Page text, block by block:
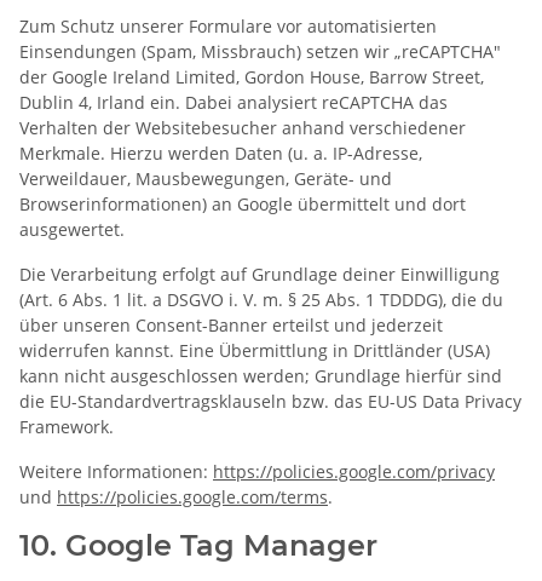
Zum Schutz unserer Formulare vor automatisierten
Einsendungen (Spam, Missbrauch) setzen wir „reCAPTCHA"
der Google Ireland Limited, Gordon House, Barrow Street,
Dublin 4, Irland ein. Dabei analysiert reCAPTCHA das
Verhalten der Websitebesucher anhand verschiedener
Merkmale. Hierzu werden Daten (u. a. IP-Adresse,
Verweildauer, Mausbewegungen, Geräte- und
Browserinformationen) an Google übermittelt und dort
ausgewertet.
Die Verarbeitung erfolgt auf Grundlage deiner Einwilligung
(Art. 6 Abs. 1 lit. a DSGVO i. V. m. § 25 Abs. 1 TDDDG), die du
über unseren Consent-Banner erteilst und jederzeit
widerrufen kannst. Eine Übermittlung in Drittländer (USA)
kann nicht ausgeschlossen werden; Grundlage hierfür sind
die EU-Standardvertragsklauseln bzw. das EU-US Data Privacy
Framework.
Weitere Informationen: https://policies.google.com/privacy
und https://policies.google.com/terms.
10. Google Tag Manager